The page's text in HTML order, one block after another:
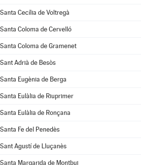
Santa Cecília de Voltregà
Santa Coloma de Cervelló
Santa Coloma de Gramenet
Sant Adrià de Besòs
Santa Eugènia de Berga
Santa Eulàlia de Riuprimer
Santa Eulàlia de Ronçana
Santa Fe del Penedès
Sant Agustí de Lluçanès
Santa Margarida de Montbui